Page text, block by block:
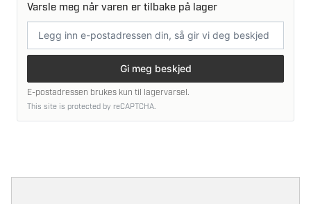
Varsle meg når varen er tilbake på lager
postadresse
Gi meg beskjed
E-postadressen brukes kun til lagervarsel.
This site is protected by reCAPTCHA.